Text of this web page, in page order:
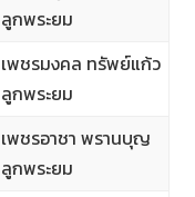
ลูกพระยม
เพชรมงคล ทรัพย์แก้ว
ลูกพระยม
เพชรอาชา พรานบุญ
ลูกพระยม